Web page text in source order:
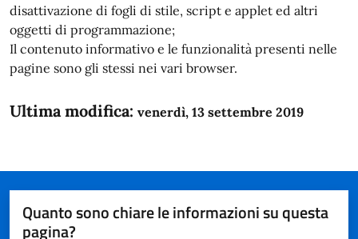
disattivazione di fogli di stile, script e applet ed altri
oggetti di programmazione;
Il contenuto informativo e le funzionalità presenti nelle
pagine sono gli stessi nei vari browser.
Ultima modifica: venerdì, 13 settembre 2019
Quanto sono chiare le informazioni su questa
pagina?